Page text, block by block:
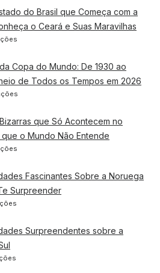
do Brasil que Começa com a
o Ceará e Suas Maravilhas
Copa do Mundo: De 1930 ao
de Todos os Tempos em 2026
que Só Acontecem no
o Mundo Não Entende
Fascinantes Sobre a Noruega
Surpreender
Surpreendentes sobre a